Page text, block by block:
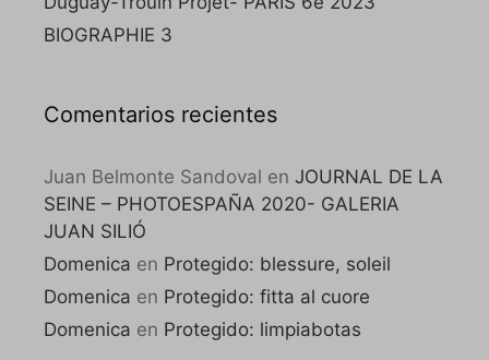
BIOGRAPHIE 3
Comentarios recientes
Juan Belmonte Sandoval en JOURNAL DE LA
SEINE – PHOTOESPAÑA 2020- GALERIA
JUAN SILIÓ
Domenica en Protegido: blessure, soleil
Domenica en Protegido: fitta al cuore
Domenica en Protegido: limpiabotas